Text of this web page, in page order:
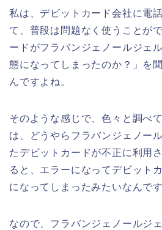
私は、デビットカード会社に電
て、普段は問題なく使うことが
ードがフラバンジェノールジェ
態になってしまったのか？」を
んですよね。
そのような感じで、色々と調べ
は、どうやらフラバンジェノー
たデビットカードが不正に利用
ると、エラーになってデビット
になってしまったみたいなんです
なので、フラバンジェノールジ